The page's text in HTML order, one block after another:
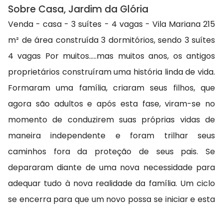
Sobre Casa, Jardim da Glória
Venda - casa - 3 suítes - 4 vagas - Vila Mariana 215
m² de área construída 3 dormitórios, sendo 3 suítes
4 vagas Por muitos.....mas muitos anos, os antigos
proprietários construíram uma história linda de vida.
Formaram uma família, criaram seus filhos, que
agora são adultos e após esta fase, viram-se no
momento de conduzirem suas próprias vidas de
maneira independente e foram trilhar seus
caminhos fora da proteção de seus pais. Se
depararam diante de uma nova necessidade para
adequar tudo à nova realidade da família. Um ciclo
se encerra para que um novo possa se iniciar e esta